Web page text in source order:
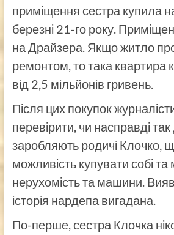
приміщення сестра купила
березні 21-го року.
на Драйзера. Якщо житло
ремонтом, то така квартира
від 2,5 мільйонів гривень.
Після цих покупок
перевірити, чи насправді
заробляють родичі Клочко,
можливість купувати собі та
нерухомість та машини.
історія нардепа вигадана.
По-перше, сестра Клочка